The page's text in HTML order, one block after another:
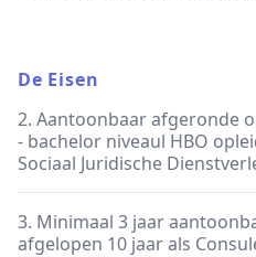
De Eisen
2. Aantoonbaar afgeronde
- bachelor niveaul HBO
Sociaal Juridische
3. Minimaal 3 jaar
afgelopen 10 jaar als